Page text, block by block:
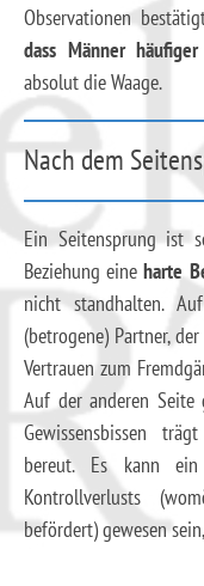
Observationen
dass Männer
absolut die Waage.
Nach dem
Ein Seitensprung ist
Beziehung eineharte
nicht standhalten.
(betrogene) Partner,
Vertrauen zum
Auf der anderen
Gewissensbissen
bereut. Es kann
Kontrollverlusts
befördert) gewesen